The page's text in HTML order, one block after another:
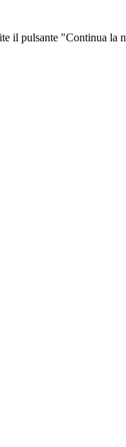
il pulsante "Continua la